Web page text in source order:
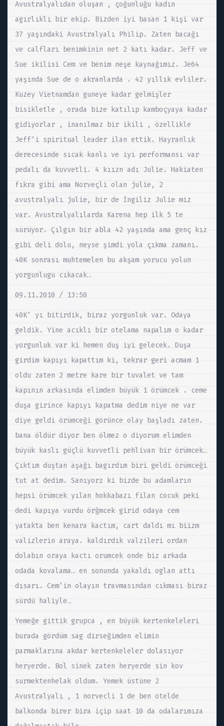
Avustralyalıdan oluşan , çoğunluğu kadın
agırlıklı bir ekip. Bizden iyi basan 1 kişi var
37 yaşındaki Avustralyalı Philip. Zaten bacağı
ve calfları benimkinin net 2 katı kadar. Jeff ve
Sue ikilisi Cem ve benim neşe kaynağımız. Je64
yaşında Sue de o akranlarda . 42 yıllık evliler.
Kuzey Vietnamdan guneye kadar gelmişler
bisikletle , orada bize katılıp kamboçyaya kadar
gidiyorlar , inanılmaz bir ikili , özellikle
Jeff’i spiritual leader ilan ettik. Hayranlık
derecesinde sıcak kanlı ve iyi performansı var
pedalı da kuvvetli. 4 kıızn adı Julie. Hakiaten
fıkra gibi ama Norveçli olan julie, 2
avustralyalı julie, bir de İngiliz Julie miz
var. Avustralyalılarda Karena hep ilk 5 te
sürüyor. Çılgın bir abla 42 yaşında ama genç kız
gibi deli dolu, neyse şimdi yola çıkma zamanı.
40K sonrası muhtemelen bu akşam yorucu yolun
yorgunlugu cıkacak…
09.11.2010 / 13:50
40K’ yı bitirdik, biraz yorgunluk var. Odaya
geldik. Yine acıklı bir otelama napalım o kadar
yorgunluk var ki hemen duş iyi gelecek. Duşa
girdim kapıyı kapattım ki, tekrar geri acmam 1
oldu zaten 2 metre kare bir tuvalet ve tam
kapının arkasında elimden büyük 1 örümcek . ceme
duşa girince kapıyı kapatma dedim niye ne var
diye geldi örümceği görünce olay başladı zaten.
bana öldür diyor ben ölmez o diyorum elimden
büyük kaslı güçlü kuvvetli pehlivan bir örümcek…
Çıktım duştan aşağı bagırdım biri geldi örümceği
tut at dedim. Sanıyorz ki bizde bu adamların
hepsi örümcek yılan hokkabazı filan cocuk peki
dedi kapıya vurdu örğmcek girid odaya cem
yatakta ben kenara kactım, cart daldı mı biizm
valizlerin araya. kaldırdık valzileri ordan
dolabın oraya kactı orumcek onde biz arkada
odada kovalama… en sonunda yakaldı oglan attı
dısarı. Cem’in olayın travmasından cıkması biraz
sürdü haliyle…
Yemeğe gittik grupca , en büyük kertenkeleleri
burada gördüm sag dirseğimden elimin
parmaklarına akdar kertenkeleler dolasıyor
heryerde. Bol sinek zaten heryerde sin kov
surmektenhelak oldum. Yemek üstüne 2
Avustralyalı , 1 norvecli 1 de ben otelde
balkonda birer bira içip saat 10 da odalarımıza